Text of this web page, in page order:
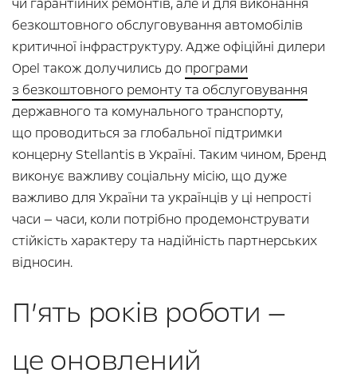
безкоштовного обслуговування автомобілів
критичної інфраструктуру. Адже офіційні дилери
Opel також долучились до програми
з безкоштовного ремонту та обслуговування
державного та комунального транспорту,
що проводиться за глобальної підтримки
концерну Stellantis в Україні. Таким чином, Бренд
виконує важливу соціальну місію, що дуже
важливо для України та українців у ці непрості
часи — часи, коли потрібно продемонструвати
стійкість характеру та надійність партнерських
відносин.
П’ять років роботи —
це оновлений